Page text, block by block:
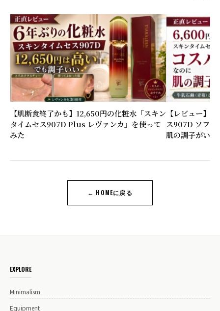
【肌断食終了かも】12,650円の化粧水「スキン
タイムセス907D Plus レヴァンカ」を使って
みた
【レビュー】
ス907D ソファ
肌の調子がいい
← HOMEに戻る
EXPLORE
Minimalism
Equipment